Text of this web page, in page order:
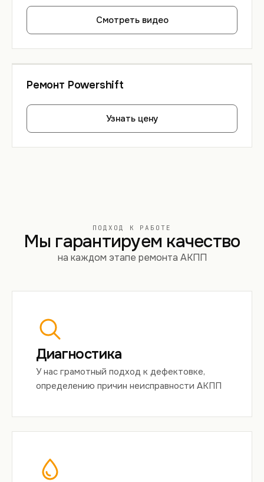
Смотреть видео
Ремонт Powershift
Узнать цену
ПОДХОД К РАБОТЕ
Мы гарантируем качество
на каждом этапе ремонта АКПП
Диагностика
У нас грамотный подход к дефектовке,
определению причин неисправности АКПП